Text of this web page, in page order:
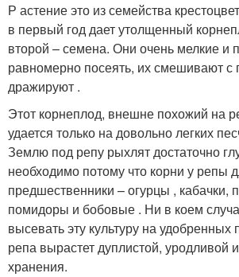
Р астение это из семейства
в первый год дает утолщенный
второй – семена. Они очень мелкие и
равномерно посеять, их смешивают с
дражируют .
Этот корнеплод, внешне похожий на
удается только на довольно легких
Землю под репу рыхлят достаточно
необходимо потому что корни у репы
предшественники – огурцы , кабачки,
помидоры и бобовые . Ни в коем
высевать эту культуру на удобренных
репа вырастет дуплистой, уродливой
хранения.